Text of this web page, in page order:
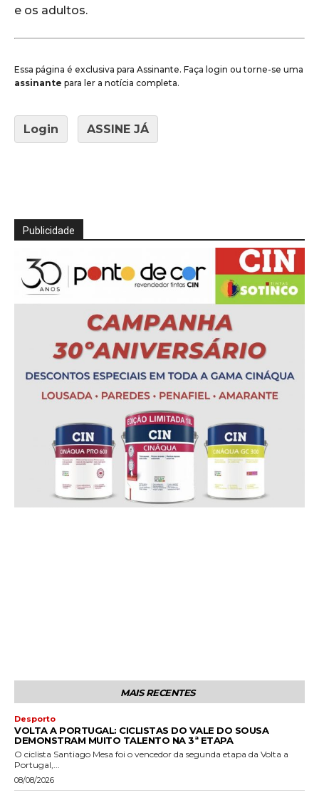
e os adultos.
Essa página é exclusiva para Assinante. Faça login ou torne-se uma
assinante para ler a notícia completa.
Login ASSINE JÁ
Publicidade
MAIS RECENTES
Desporto
VOLTA A PORTUGAL: CICLISTAS DO VALE DO SOUSA
DEMONSTRAM MUITO TALENTO NA 3ª ETAPA
O ciclista Santiago Mesa foi o vencedor da segunda etapa da Volta a
Portugal,...
08/08/2026